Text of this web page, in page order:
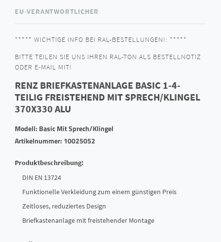
EU-VERANTWORTLICHER
***** WICHTIGE INFO BEI RAL-BESTELLUNGEN!: *****
BITTE TEILEN SIE UNS IHREN RAL-TON ALS BESTELLNOTIZ
ODER E-MAIL MIT!
RENZ BRIEFKASTENANLAGE BASIC 1-4-
TEILIG FREISTEHEND MIT SPRECH/KLINGEL
370X330 ALU
Modell: Basic Mit Sprech/Klingel
Artikelnummer: 10025052
Produktbeschreibung:
DIN EN 13724
Funktionelle Verkleidung zum einem günstigen Preis
Zeitloses, reduziertes Design
Briefkastenanlage mit freistehender Montage